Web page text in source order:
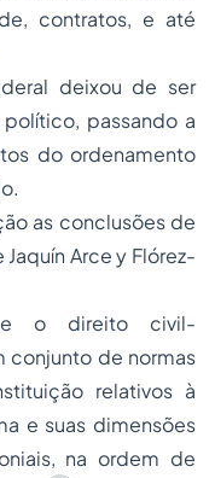
contratos, e até
deixou de ser
passando a
do ordenamento
as conclusões de
Arce y Flórez-
o direito civil-
de normas
relativos à
e suas dimensões
na ordem de